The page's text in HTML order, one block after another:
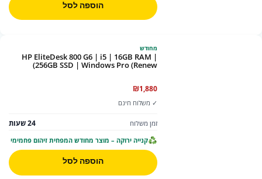
הוספה לסל
מחודש
HP EliteDesk 800 G6 | i5 | 16GB RAM |
256GB SSD | Windows Pro (Renew)
₪1,880
✓ משלוח חינם
זמן משלוח 24 שעות
קנייה ירוקה – מוצר מחודש המפחית זיהום פחמימי
הוספה לסל